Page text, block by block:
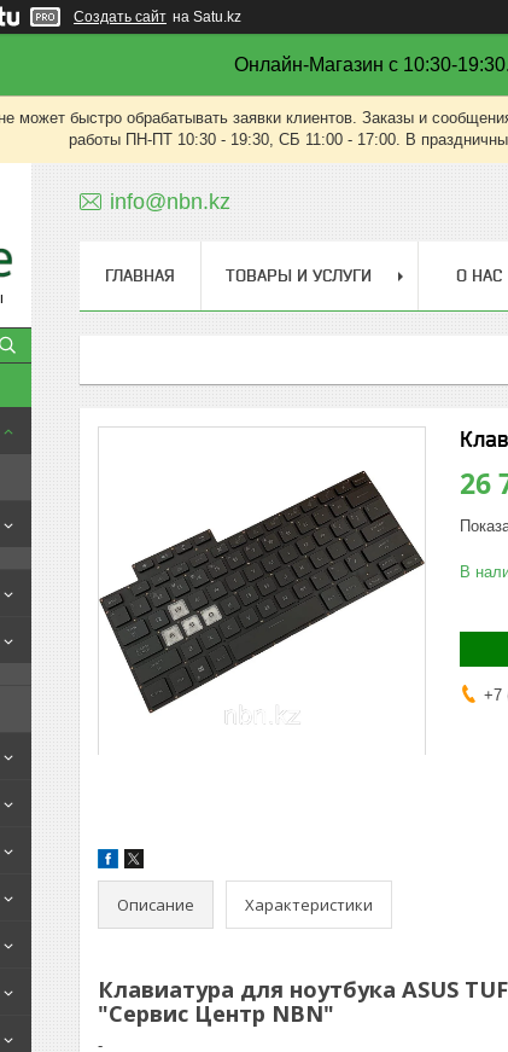
Создать сайт на Satu.kz
Онлайн-Магазин с 10:30-
может быстро обрабатывать заявки клиентов. Заказы и
работы ПН-ПТ 10:30 - 19:30, СБ 11:00 - 17:00. В
info@nbn.kz
ГЛАВНАЯ ТОВАРЫ И УСЛУГИ О НАС
26
В
+7
Описание Характеристики
Клавиатура для ноутбука ASUS
"Сервис Центр NBN"
-